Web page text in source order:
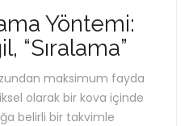
Yöntemi:
“Sıralama”
maksimum fayda
olarak bir kova içinde
belirli bir takvimle